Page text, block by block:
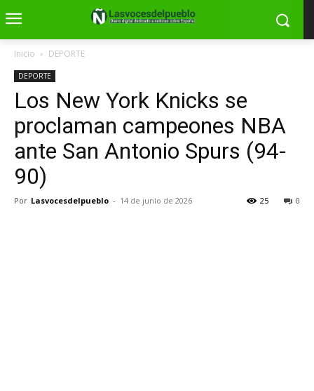
Inicio DEPORTE
DEPORTE
Los New York Knicks se
proclaman campeones NBA
ante San Antonio Spurs (94-
90)
Por Lasvocesdelpueblo - 14 de junio de 2026 0
25